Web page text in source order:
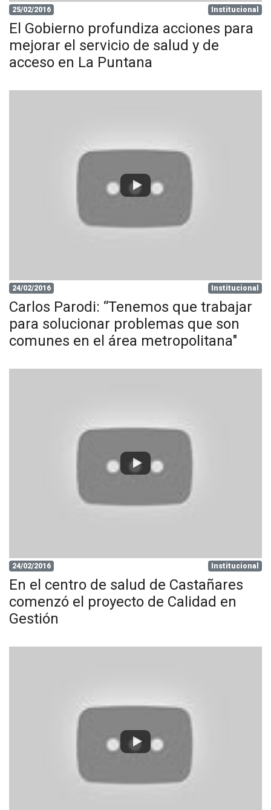
25/02/2016 Institucional
El Gobierno profundiza acciones para
mejorar el servicio de salud y de
acceso en La Puntana
24/02/2016 Institucional
Carlos Parodi: “Tenemos que trabajar
para solucionar problemas que son
comunes en el área metropolitana"
24/02/2016 Institucional
En el centro de salud de Castañares
comenzó el proyecto de Calidad en
Gestión